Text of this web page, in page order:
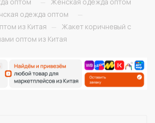
—
одежда оптом
—
из Китая —
Жакет коричневый с
оптом из Китая